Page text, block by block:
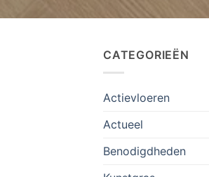
CATEGORIEËN
Actievloeren
Actueel
Benodigdheden